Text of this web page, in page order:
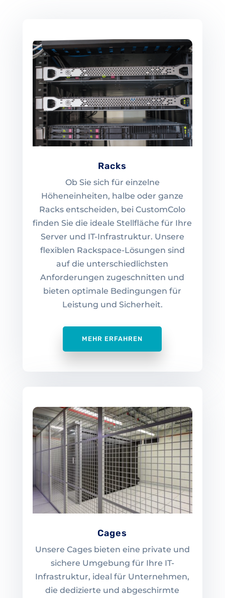
Racks
Ob Sie sich für einzelne
Höheneinheiten, halbe oder ganze
Racks entscheiden, bei CustomColo
finden Sie die ideale Stellfläche für Ihre
Server und IT-Infrastruktur. Unsere
flexiblen Rackspace-Lösungen sind
auf die unterschiedlichsten
Anforderungen zugeschnitten und
bieten optimale Bedingungen für
Leistung und Sicherheit.
MEHR ERFAHREN
Cages
Unsere Cages bieten eine private und
sichere Umgebung für Ihre IT-
Infrastruktur, ideal für Unternehmen,
die dedizierte und abgeschirmte